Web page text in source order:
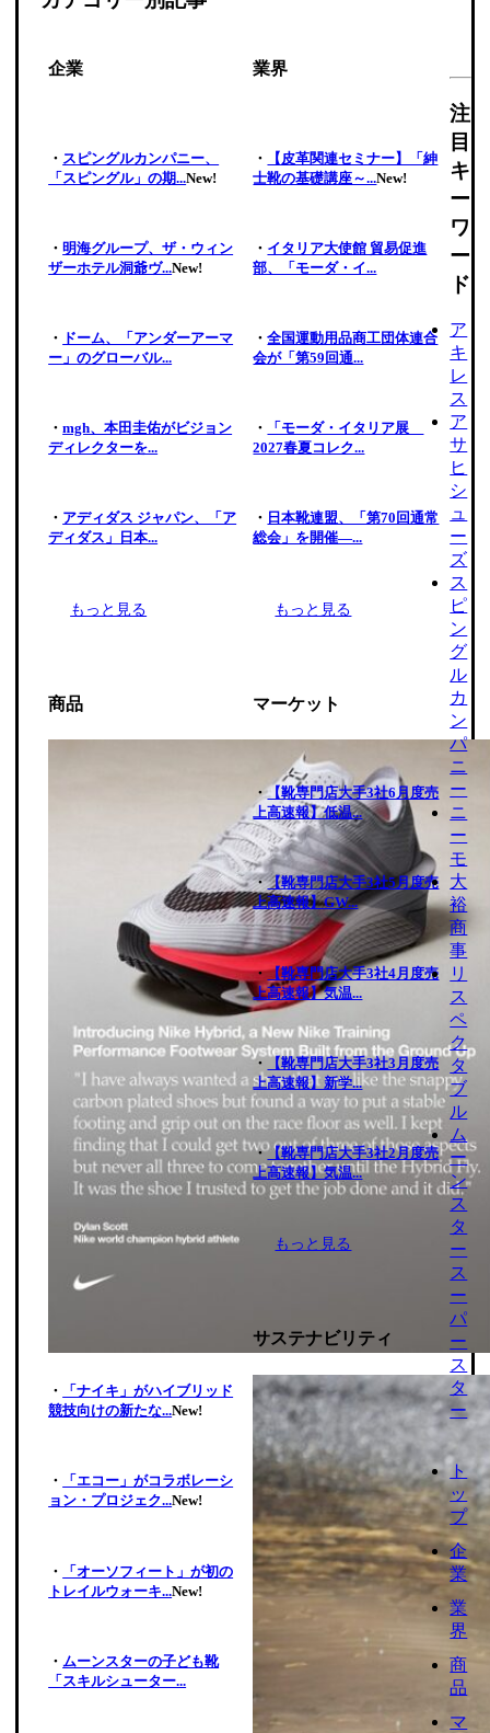
企業
・ スピングルカンパニー、
「スピングル」の期...New!
・ 明海グループ、ザ・ウィン
ザーホテル洞爺ヴ...New!
・ ドーム、「アンダーアーマ
ー」のグローバル...
・mgh、本田圭佑がビジョン
ディレクターを...
・ アディダス ジャパン、「ア
ディダス」日本...
もっと見る
業界
・
【皮革関連セミナー】「紳
士靴の基礎講座～...New!
・ イタリア大使館 貿易促進
部、「モーダ・イ...
・全国運動用品商工団体連合
会が「第59回通...
・
「モーダ・イタリア展
2027春夏コレク...
・ 日本靴連盟、「第70回通常
総会」を開催―...
もっと見る
商品
・
「ナイキ」がハイブリッド
競技向けの新たな...New!
・
「エコー」がコラボレーシ
ョン・プロジェク...New!
・
「オーソフィート」が初の
トレイルウォーキ...New!
・ ムーンスターの子ども靴
「スキルシューター...
マーケット
・【靴専門店大手3社6月度売
上高速報】低温...
・【靴専門店大手3社5月度売
上高速報】GW...
・【靴専門店大手3社4月度売
上高速報】気温...
・ 【靴専門店大手3社3月度売
上高速報】新学...
・【靴専門店大手3社2月度売
上高速報】気温...
もっと見る
サステナビリティ
注
目
キ
ー
ワ
ー
ド
ア
キ
レ
ス
ア
サ
ヒ
シ
ュ
ー
ズ
ス
ピ
ン
グ
ル
カ
ン
パ
ニ
ー
ニ
ー
モ
大
裕
商
事
リ
ス
ペ
ク
タ
ブ
ル
ム
ー
ン
ス
タ
ー
ス
ー
パ
ー
ス
タ
ー
ト
ッ
プ
企
業
業
界
商
品
マ